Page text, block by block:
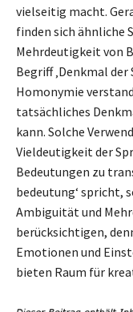
vielseitig macht.
finden sich ähnliche
Mehrdeutigkeit von
Begriff ‚Denkmal der
Homonymie
tatsächliches
kann. Solche
Vieldeutigkeit der
Bedeutungen zu
bedeutung‘ spricht,
Ambiguität und
berücksichtigen,
Emotionen und
bieten Raum für